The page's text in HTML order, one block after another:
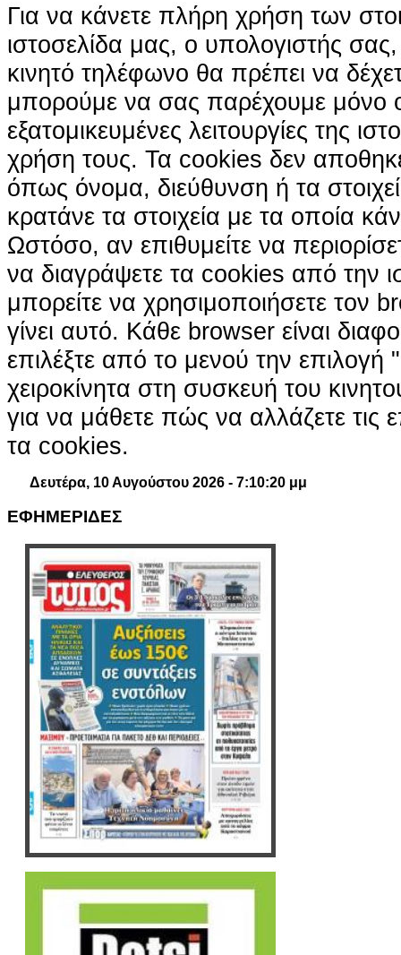
Για να κάνετε πλήρη χρήση των
ιστοσελίδα μας, ο υπολογιστής
κινητό τηλέφωνο θα πρέπει να
μπορούμε να σας παρέχουμε μόνο
εξατομικευμένες λειτουργίες της
χρήση τους. Τα cookies δεν
όπως όνομα, διεύθυνση ή τα
κρατάνε τα στοιχεία με τα οποία
Ωστόσο, αν επιθυμείτε να
να διαγράψετε τα cookies από την
μπορείτε να χρησιμοποιήσετε τον
γίνει αυτό. Κάθε browser είναι
επιλέξτε από το μενού την επιλογή
χειροκίνητα στη συσκευή του
για να μάθετε πώς να αλλάζετε τις
τα cookies.
Δευτέρα, 10 Αυγούστου 2026 - 7:10:22 μμ
ΕΦΗΜΕΡΙΔΕΣ